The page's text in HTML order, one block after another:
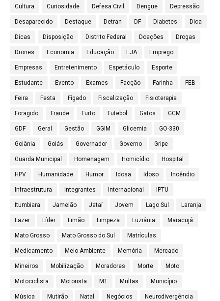
Cultura Curiosidade Defesa Civil Dengue Depressão
Desaparecido Destaque Detran DF Diabetes Dica
Dicas Disposição Distrito Federal Doações Drogas
Drones Economia Educação EJA Emprego
Empresas Entretenimento Espetáculo Esporte
Estudante Evento Exames Facção Farinha FEB
Feira Festa Fígado Fiscalização Fisioterapia
Foragido Fraude Furto Futebol Gatos GCM
GDF Geral Gestão GGIM Glicemia GO-330
Goiânia Goiás Governador Governo Gripe
Guarda Municipal Homenagem Homicídio Hospital
HPV Humanidade Humor Idosa Idoso Incêndio
Infraestrutura Integrantes Internacional IPTU
Itumbiara Jamelão Jataí Jovem Lago Sul Laranja
Lazer Líder Limão Limpeza Luziânia Maracujá
Mato Grosso Mato Grosso do Sul Matrículas
Medicamento Meio Ambiente Memória Mercado
Mineiros Mobilização Moradores Morte Moto
Motociclista Motorista MT Multas Município
Música Mutirão Natal Negócios Neurodivergência